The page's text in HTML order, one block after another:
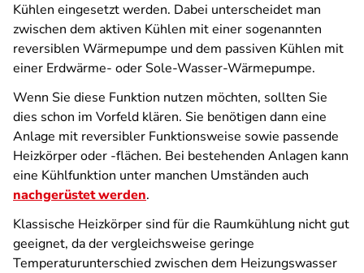
Kühlen eingesetzt werden. Dabei unterscheidet man
zwischen dem aktiven Kühlen mit einer sogenannten
reversiblen Wärmepumpe und dem passiven Kühlen mit
einer Erdwärme- oder Sole-Wasser-Wärmepumpe.
Wenn Sie diese Funktion nutzen möchten, sollten Sie
dies schon im Vorfeld klären. Sie benötigen dann eine
Anlage mit reversibler Funktionsweise sowie passende
Heizkörper oder -flächen. Bei bestehenden Anlagen kann
eine Kühlfunktion unter manchen Umständen auch
nachgerüstet werden.
Klassische Heizkörper sind für die Raumkühlung nicht gut
geeignet, da der vergleichsweise geringe
Temperaturunterschied zwischen dem Heizungswasser